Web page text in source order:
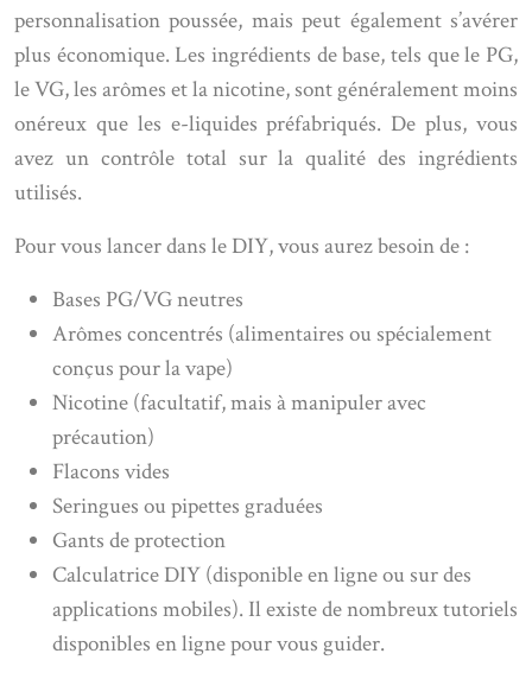
personnalisation poussée, mais peut également s’avérer
plus économique. Les ingrédients de base, tels que le PG,
le VG, les arômes et la nicotine, sont généralement moins
onéreux que les e-liquides préfabriqués. De plus, vous
avez un contrôle total sur la qualité des ingrédients
utilisés.
Pour vous lancer dans le DIY, vous aurez besoin de :
Bases PG/VG neutres
Arômes concentrés (alimentaires ou spécialement
conçus pour la vape)
Nicotine (facultatif, mais à manipuler avec
précaution)
Flacons vides
Seringues ou pipettes graduées
Gants de protection
Calculatrice DIY (disponible en ligne ou sur des
applications mobiles). Il existe de nombreux tutoriels
disponibles en ligne pour vous guider.